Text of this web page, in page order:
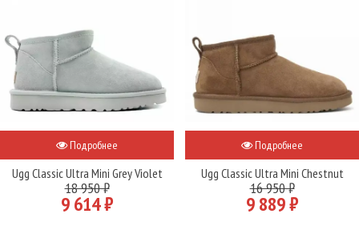
Подробнее
Ugg Classic Ultra Mini Grey Violet
18 950 ₽
9 614 ₽
Подробнее
Ugg Classic Ultra Mini Chestnut
16 950 ₽
9 889 ₽